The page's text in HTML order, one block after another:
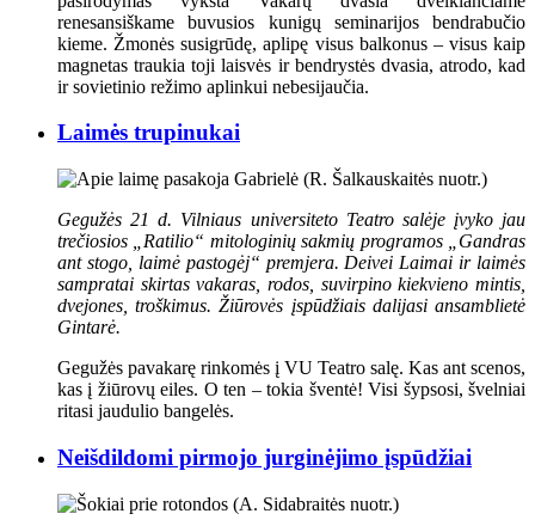
renesansiškame buvusios kunigų seminarijos bendrabučio
kieme. Žmonės susigrūdę, aplipę visus balkonus – visus kaip
magnetas traukia toji laisvės ir bendrystės dvasia, atrodo, kad
ir sovietinio režimo aplinkui nebesijaučia.
Laimės trupinukai
Gegužės 21 d. Vilniaus universiteto Teatro salėje įvyko jau
trečiosios „Ratilio“ mitologinių sakmių programos „Gandras
ant stogo, laimė pastogėj“ premjera. Deivei Laimai ir laimės
sampratai skirtas vakaras, rodos, suvirpino kiekvieno mintis,
dvejones, troškimus. Žiūrovės įspūdžiais dalijasi ansamblietė
Gintarė.
Gegužės pavakarę rinkomės į VU Teatro salę. Kas ant scenos,
kas į žiūrovų eiles. O ten – tokia šventė! Visi šypsosi, švelniai
ritasi jaudulio bangelės.
Neišdildomi pirmojo jurginėjimo įspūdžiai